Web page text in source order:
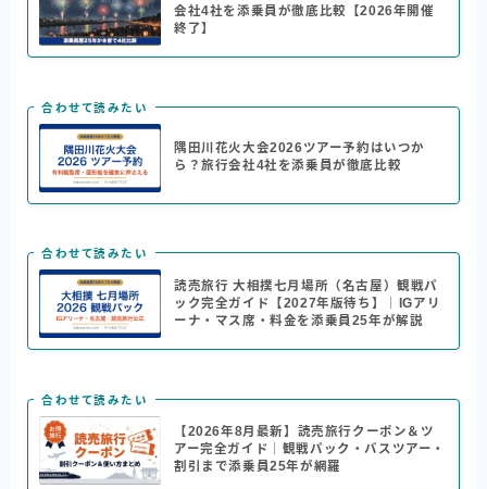
会社4社を添乗員が徹底比較【2026年開催
終了】
合わせて読みたい
隅田川花火大会2026ツアー予約はいつか
ら？旅行会社4社を添乗員が徹底比較
合わせて読みたい
読売旅行 大相撲七月場所（名古屋）観戦パ
ック完全ガイド【2027年版待ち】｜IGアリ
ーナ・マス席・料金を添乗員25年が解説
合わせて読みたい
【2026年8月最新】読売旅行クーポン＆ツ
アー完全ガイド｜観戦パック・バスツアー・
割引まで添乗員25年が網羅